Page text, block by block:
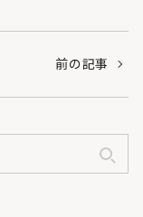
前の記事